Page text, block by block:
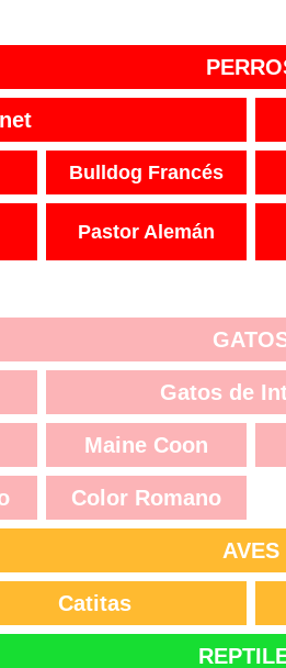
Bulldog Francés
Pastor Alemán
Gatos de
Maine Coon
Color Romano
AVES
Catitas